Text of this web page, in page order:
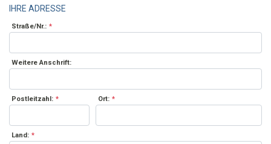
IHRE ADRESSE
Straße/Nr.: *
Weitere Anschrift:
Postleitzahl: * Ort: *
Land: *